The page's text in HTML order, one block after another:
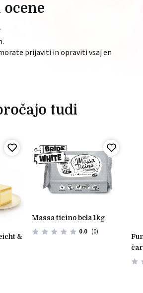
prijaviti in opraviti vsaj en
tudi
massa ticino bela 1kg
0.0 (0)
funcakes mešanica za
–